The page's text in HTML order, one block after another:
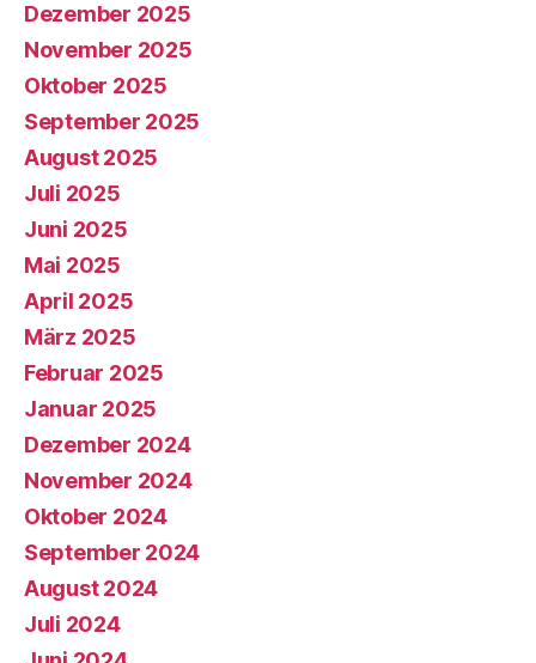
Dezember 2025
November 2025
Oktober 2025
September 2025
August 2025
Juli 2025
Juni 2025
Mai 2025
April 2025
März 2025
Februar 2025
Januar 2025
Dezember 2024
November 2024
Oktober 2024
September 2024
August 2024
Juli 2024